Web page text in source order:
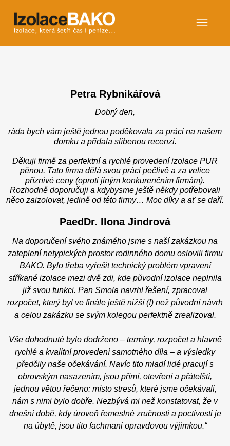
Petra Rybnikářová
Dobrý den,
ráda bych vám ještě jednou poděkovala za práci na našem
domku a přidala slíbenou recenzi.
Děkuji firmě za perfektní a rychlé provedení izolace PUR
pěnou. Tato firma dělá svou práci pečlivě a za velice
příznivé ceny (oproti jiným konkurenčním firmám).
Rozhodně doporučuji a kdybysme ještě někdy potřebovali
něco zaizolovat, jedině od této firmy… Moc díky a ať se daří.
PaedDr. Ilona Jindrová
Na doporučení svého známého jsme s naší zakázkou na
zateplení netypických prostor rodinného domu oslovili firmu
BAKO. Bylo třeba vyřešit technický problém vpravení
stříkané izolace mezi dvě zdi, kde původní izolace neplnila
již svou funkci. Pan Smola navrhl řešení, zpracoval
rozpočet, který byl ve finále ještě nižší (!) než původní návrh
a celou zakázku se svým kolegou perfektně zrealizoval.
Vše dohodnuté bylo dodrženo – termíny, rozpočet a hlavně
rychlé a kvalitní provedení samotného díla – a výsledky
předčily naše očekávání. Navíc tito mladí lidé pracují s
obrovským nasazením, jsou přímí, otevření a přátelští,
jednou větou řečeno: místo stresů, které jsme očekávali,
nám s nimi bylo dobře. Nezbývá mi než konstatovat, že v
dnešní době, kdy úroveň řemeslné zručnosti a poctivosti je
na úbytě, jsou tito fachmani opravdovou výjimkou.“